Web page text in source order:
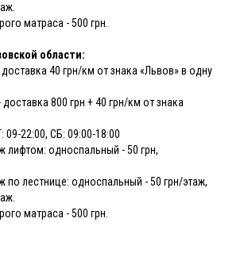
матраса - 500 грн.
области:
доставка 40 грн/км от знака «Львов» в одну
доставка 800 грн + 40 грн/км от знака
09-22:00, СБ: 09:00-18:00
лифтом: односпальный - 50 грн,
по лестнице: односпальный - 50 грн/этаж,
матраса - 500 грн.